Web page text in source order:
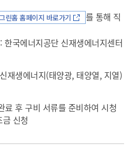
린홈 홈페이지 바로가기
를 통해 직
한국에너지공단 신재생에너지센터
재생에너지(태양광, 태양열, 지열)
료 후 구비 서류를 준비하여 시청
신청